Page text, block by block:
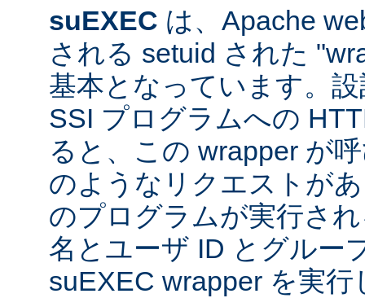
suEXEC は、Apache
される setuid された
基本となっています。
SSI プログラムへの
ると、この wrapper が
のようなリクエストが
のプログラムが実行さ
名とユーザ ID とグルー
suEXEC wrapper を実行